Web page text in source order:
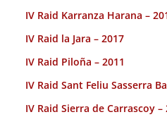
IV Raid Karranza Harana –
IV Raid la Jara – 2017
IV Raid Piloña – 2011
IV Raid Sant Feliu Sasserra
IV Raid Sierra de Carrascoy –